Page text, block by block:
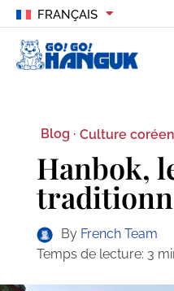
FRANÇAIS
Blog · Culture
Hanbok,
By French Team
Temps de lecture: 3